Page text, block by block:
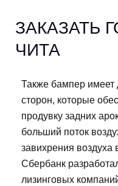
ЗАКАЗАТЬ
ЧИТА
Также бампер имеет
сторон, которые
продувку задних
больший поток
завихрения воздуха
Сбербанк
лизинговых